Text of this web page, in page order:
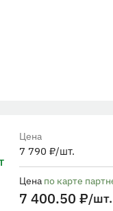
Цена
7 790 ₽/шт.
Цена по карте
7 400.50 ₽/шт.